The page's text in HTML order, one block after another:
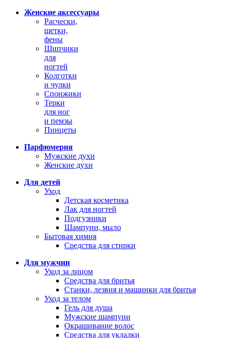
Женские аксессуары
Расчески,
щетки,
фены
Щипчики
для
ногтей
Колготки
и чулки
Спонжики
Терки
для ног
и пемзы
Пинцеты
Парфюмерия
Мужские духи
Женские духи
Для детей
Уход
Детская косметика
Лак для ногтей
Подгузники
Шампуни, мыло
Бытовая химия
Средства для стирки
Для мужчин
Уход за лицом
Средства для бритья
Станки, лезвия и машинки для бритья
Уход за телом
Гель для душа
Мужские шампуни
Окрашивание волос
Средства для укладки